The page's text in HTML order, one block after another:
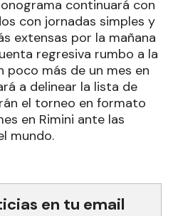
continuará con
con jornadas simples y
extensas por la mañana
regresiva rumbo a la
poco más de un mes en
a delinear la lista de
el torneo en formato
en Rimini ante las
mundo.
en tu email